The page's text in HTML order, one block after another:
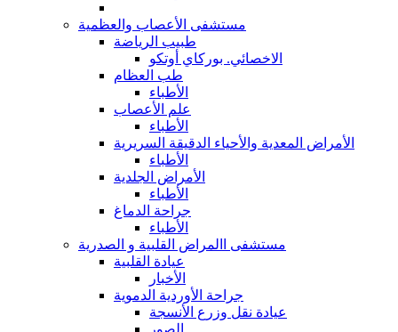
مستشفى الأعصاب والعظمية
طبيب الرياضة
الاخصائي. بوركاي أوتكو
طب العظام
الأطباء
علم الأعصاب
الأطباء
الأمراض المعدية والأحياء الدقيقة السريرية
الأطباء
الأمراض الجلدية
الأطباء
جراحة الدماغ
الأطباء
مستشفى االمراض القلبية و الصدرية
عيادة القلبية
الأخبار
جراحة الأوردية الدموية
عيادة نقل وزرع الأنسجة
الصور